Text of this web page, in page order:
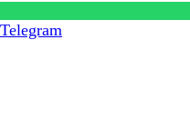
Telegram